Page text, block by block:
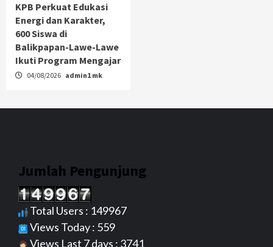
KPB Perkuat Edukasi
Energi dan Karakter,
600 Siswa di
Balikpapan-Lawe-Lawe
Ikuti Program Mengajar
04/08/2026 admin1 mk
Jumlah Pengunjung
Total Users : 149967
Views Today : 559
Views Last 7 days : 3741